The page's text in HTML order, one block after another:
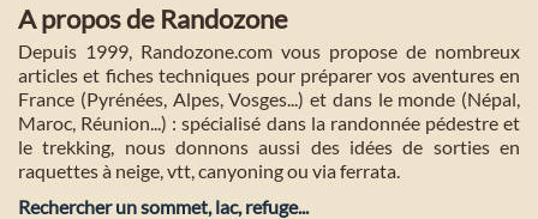
A propos de Randozone
Depuis 1999, Randozone.com vous propose de nombreux
articles et fiches techniques pour préparer vos aventures en
France (Pyrénées, Alpes, Vosges...) et dans le monde (Népal,
Maroc, Réunion...) : spécialisé dans la randonnée pédestre et
le trekking, nous donnons aussi des idées de sorties en
raquettes à neige, vtt, canyoning ou via ferrata.
Rechercher un sommet, lac, refuge...